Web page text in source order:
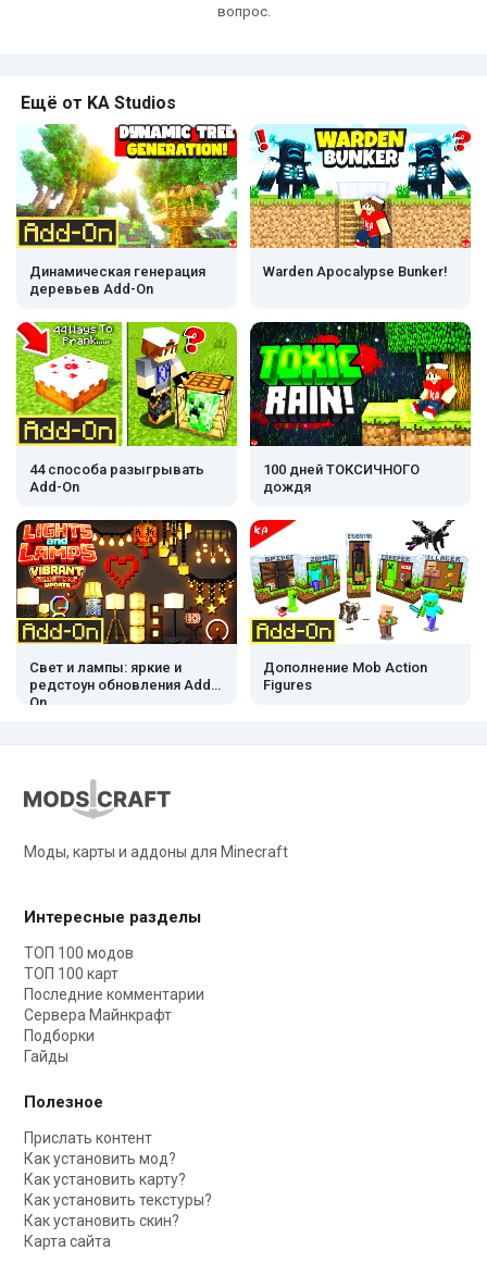
вопрос.
Ещё от KA Studios
Динамическая генерация
деревьев Add-On
Warden Apocalypse Bunker!
44 способа разыгрывать
Add-On
100 дней ТОКСИЧНОГО
дождя
Свет и лампы: яркие и
редстоун обновления Add-
On
Дополнение Mob Action
Figures
Моды, карты и аддоны для Minecraft
Интересные разделы
ТОП 100 модов
ТОП 100 карт
Последние комментарии
Сервера Майнкрафт
Подборки
Гайды
Полезное
Прислать контент
Как установить мод?
Как установить карту?
Как установить текстуры?
Как установить скин?
Карта сайта